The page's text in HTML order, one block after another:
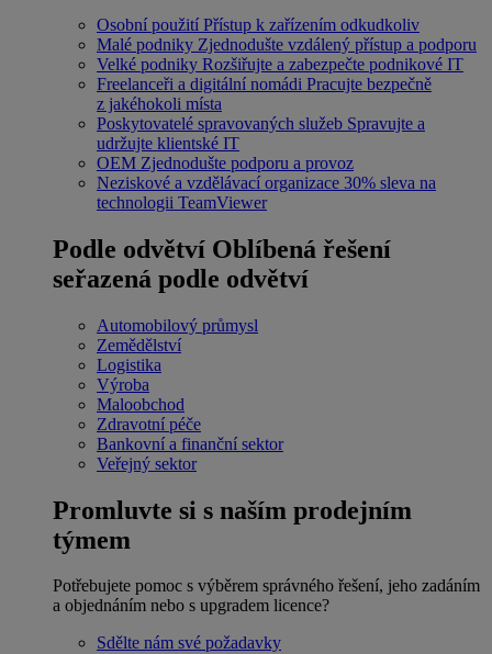
Osobní použití Přístup k zařízením odkudkoliv
Malé podniky Zjednodušte vzdálený přístup a podporu
Velké podniky Rozšiřujte a zabezpečte podnikové IT
Freelanceři a digitální nomádi Pracujte bezpečně
z jakéhokoli místa
Poskytovatelé spravovaných služeb Spravujte a
udržujte klientské IT
OEM Zjednodušte podporu a provoz
Neziskové a vzdělávací organizace 30% sleva na
technologii TeamViewer
Podle odvětví Oblíbená řešení
seřazená podle odvětví
Automobilový průmysl
Zemědělství
Logistika
Výroba
Maloobchod
Zdravotní péče
Bankovní a finanční sektor
Veřejný sektor
Promluvte si s naším prodejním
týmem
Potřebujete pomoc s výběrem správného řešení, jeho zadáním
a objednáním nebo s upgradem licence?
Sdělte nám své požadavky